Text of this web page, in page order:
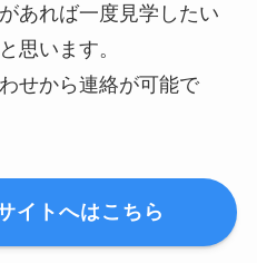
あれば一度見学したい
思います。
せから連絡が可能で
イトへはこちら